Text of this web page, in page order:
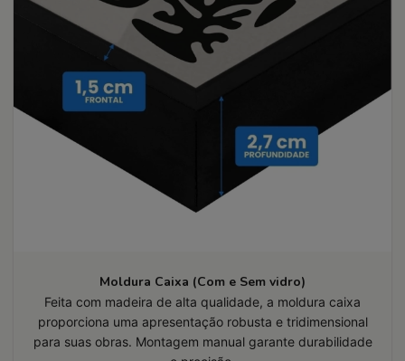
Moldura Caixa (Com e Sem vidro)
Feita com madeira de alta qualidade, a moldura caixa
proporciona uma apresentação robusta e tridimensional
para suas obras. Montagem manual garante durabilidade